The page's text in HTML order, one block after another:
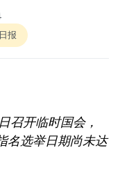
到“维护系统”与
报
召开临时国会，
名选举日期尚未达